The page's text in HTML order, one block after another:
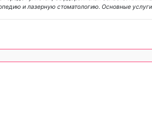
и лазерную стоматологию. Основные